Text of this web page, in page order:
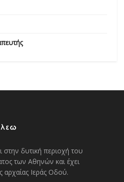
δυτική περιοχή του
των Αθηνών και έχει
αρχαίας Ιεράς Οδού.